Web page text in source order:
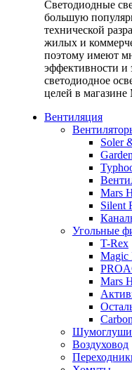
Светодиодные
большую
технической
жилых и
поэтому имеют
эффективности и
светодиодное
целей в
Вентиляция
Soler
Mars
Silent
Угольные
T-Rex
Magic
Mars
Воздуховод